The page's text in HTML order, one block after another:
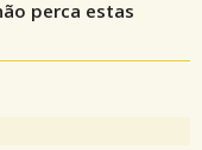
perca estas